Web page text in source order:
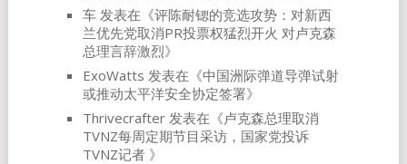
车发表在《评陈耐锶的竞选攻势：对新西
兰优先党取消PR投票权猛烈开火 对卢克森
总理言辞激烈》
ExoWatts 发表在《中国洲际弹道导弹试射
或推动太平洋安全协定签署》
Thrivecrafter发表在《卢克森总理取消
TVNZ每周定期节目采访，国家党投诉
TVNZ记者 》